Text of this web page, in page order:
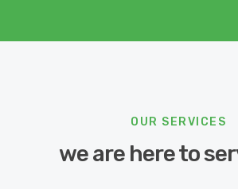
OUR SERVICES
we are here to